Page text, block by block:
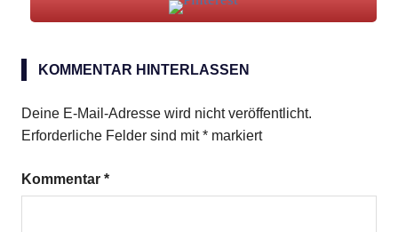
Bambussprossen
Chinakohl
frische
Pilze
helle
KOMMENTAR HINTERLASSEN
Deine E-Mail-Adresse wird nicht veröffentlicht.
Erforderliche Felder sind mit* markiert
Kommentar *